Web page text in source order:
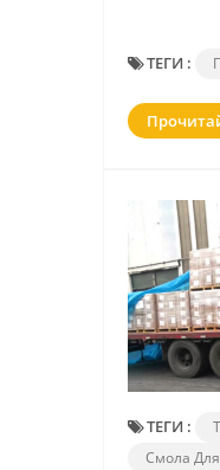
ТЕГИ :
ТЕГИ :
Смола